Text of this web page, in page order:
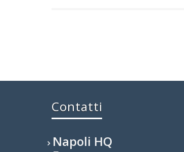
Contatti
Napoli HQ